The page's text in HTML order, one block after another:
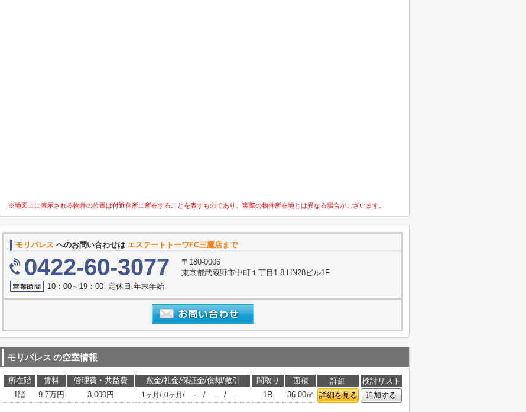
※地図上に表示される物件の位置は付近住所に所在することを表すものであり、実際の物件所在地とは異なる場合がございます。
モリパレス へのお問い合わせは エステートトーワFC三鷹店まで
0422-60-3077
〒180-0006
東京都武蔵野市中町１丁目1-8 HN28ビル1F
10：00～19：00 定休日:年末年始
モリパレス の空室情報
所在階 賃料 管理費・共益費 敷金/礼金/保証金/償却/敷引 間取り 面積 詳細
検討リスト
1階
9.7万円 3,000円 1ヶ月 / 0ヶ月 / - / - / - 1R 36.00㎡ 詳細を見る 追加する